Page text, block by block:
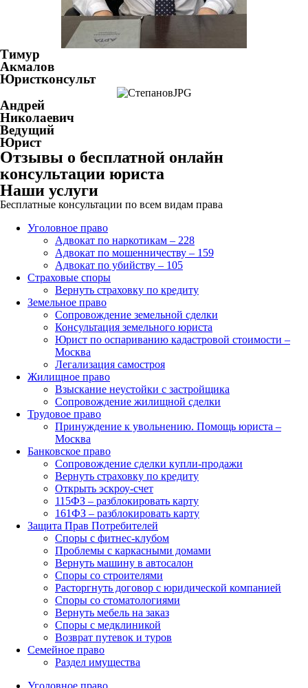
Тимур
Акмалов
Юристконсульт
Андрей
Николаевич
Ведущий
Юрист
Отзывы о бесплатной онлайн
консультации юриста
Наши услуги
Бесплатные консультации по всем видам права
Уголовное право
Адвокат по наркотикам – 228
Адвокат по мошенничеству – 159
Адвокат по убийству – 105
Страховые споры
Вернуть страховку по кредиту
Земельное право
Сопровождение земельной сделки
Консультация земельного юриста
Юрист по оспариванию кадастровой стоимости –
Москва
Легализация самостроя
Жилищное право
Взыскание неустойки с застройщика
Сопровождение жилищной сделки
Трудовое право
Принуждение к увольнению. Помощь юриста –
Москва
Банковское право
Сопровождение сделки купли-продажи
Вернуть страховку по кредиту
Открыть эскроу-счет
115ФЗ – разблокировать карту
161ФЗ – разблокировать карту
Защита Прав Потребителей
Споры с фитнес-клубом
Проблемы с каркасными домами
Вернуть машину в автосалон
Споры со строителями
Расторгнуть договор с юридической компанией
Споры со стоматологиями
Вернуть мебель на заказ
Споры с медклиникой
Возврат путевок и туров
Семейное право
Раздел имущества
Уголовное право